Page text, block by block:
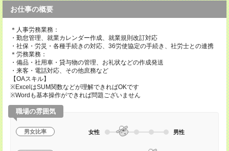
お仕事の概要
＊人事労務業務：
・勤怠管理、就業カレンダー作成、就業規則改訂対応
・社保・労災・各種手続きの対応、36労使協定の手続き、社労士との連携
＊労務業務：
・備品・社用車・貸与物の管理、お礼状などの作成発送
・来客・電話対応、その他庶務など
【OAスキル】
※ExcelはSUM関数などが理解できればOKです
※Wordも基本操作ができれば問題ございません
職場の雰囲気
男女比率 女性 男性